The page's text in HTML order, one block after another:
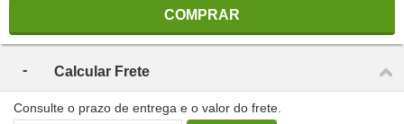
COMPRAR
Calcular Frete
Consulte o prazo de entrega e o valor do frete.